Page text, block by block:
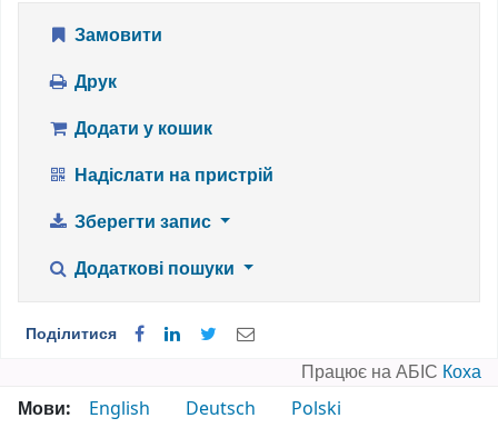
Замовити
Друк
Додати у кошик
Надіслати на пристрій
Зберегти запис
Додаткові пошуки
Поділитися
Працює на АБІС Коха
Мови:
English Deutsch Polski